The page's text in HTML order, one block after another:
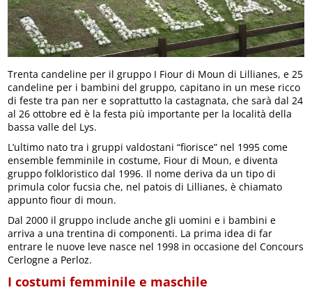
Trenta candeline per il gruppo I Fiour di Moun di Lillianes, e 25
candeline per i bambini del gruppo, capitano in un mese ricco
di feste tra pan ner e soprattutto la castagnata, che sarà dal 24
al 26 ottobre ed è la festa più importante per la località della
bassa valle del Lys.
L’ultimo nato tra i gruppi valdostani “fiorisce” nel 1995 come
ensemble femminile in costume, Fiour di Moun, e diventa
gruppo folkloristico dal 1996. Il nome deriva da un tipo di
primula color fucsia che, nel patois di Lillianes, è chiamato
appunto fiour di moun.
Dal 2000 il gruppo include anche gli uomini e i bambini e
arriva a una trentina di componenti. La prima idea di far
entrare le nuove leve nasce nel 1998 in occasione del Concours
Cerlogne a Perloz.
I costumi femminile e maschile